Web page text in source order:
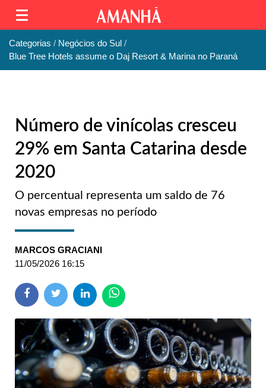
Categorias
Negócios do Sul
Blue Tree Hotels assume o Daj Resort & Marina no Paraná
Número de vinícolas cresceu
29% em Santa Catarina desde
2020
O percentual representa um saldo de 76
novas empresas no período
MARCOS GRACIANI
11/05/2026 16:15